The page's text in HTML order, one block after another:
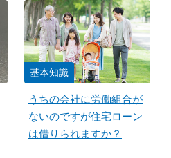
基本知識
うちの会社に労働組合が
ないのですが住宅ローン
は借りられますか？